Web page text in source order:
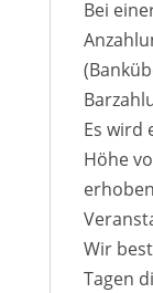
Bei
Es wird
Höhe
Wir
Tagen